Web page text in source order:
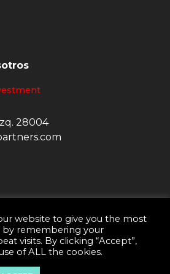
28004
· Consultora Inmobiliaria © 2026
de Cookies
website to give you the most
by remembering your
visits. By clicking “Accept”,
of ALL the cookies.